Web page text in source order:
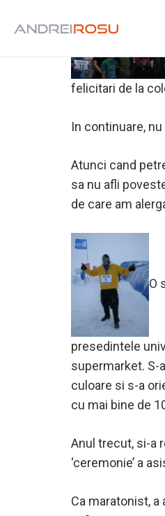
felicitari de la
In continuare,
Atunci cand
sa nu afli
de care am
O
presedintele
supermarket. S-
culoare si s-a
cu mai bine de
Anul trecut, si-a
‘ceremonie’ a
Ca maratonist,